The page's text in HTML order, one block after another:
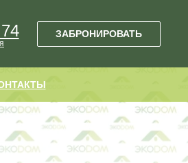
ЗАБРОНИРОВАТЬ